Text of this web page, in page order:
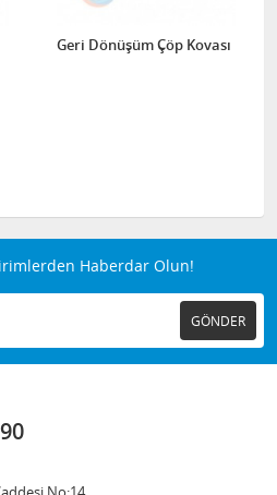
Geri Dönüşüm Çöp Kovası
Haberdar Olun!
GÖNDER